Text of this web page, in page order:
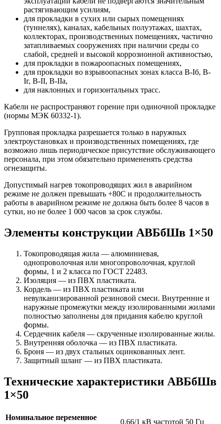
растягивающим усилиям,
для прокладки в сухих или сырых помещениях
(туннелях), каналах, кабельных полуэтажах, шахтах,
коллекторах, производственных помещениях, частично
затапливаемых сооружениях при наличии среды со
слабой, средней и высокой коррозионной активностью,
для прокладки в пожароопасных помещениях,
для прокладки во взрывоопасных зонах класса B-Iб, B-
Iг, В-II, В-IIа,
для наклонных и горизонтальных трасс.
Кабели не распространяют горение при одиночной прокладке
(нормы МЭК 60332-1).
Групповая прокладка разрешается только в наружных
электроустановках и производственных помещениях, где
возможно лишь периодическое присутствие обслуживающего
персонала, при этом обязательно примененять средства
огнезащиты.
Допустимый нагрев токопроводящих жил в аварийном
режиме не должен превышать +80С и продолжительность
работы в аварийном режиме не должна быть более 8 часов в
сутки, но не более 1 000 часов за срок службы.
Элементы конструкции АВБбШв 1×50
Токопроводящая жила — алюминиевая,
однопроволочная или многопроволочная, круглой
формы, 1 и 2 класса по ГОСТ 22483.
Изоляция — из ПВХ пластиката.
Кордель — из ПВХ пластиката или
невулканизированной резиновой смеси. Внутренние и
наружные промежутки между изолированными жилами
полностью заполнены для придания кабелю круглой
формы.
Сердечник кабеля — скрученные изолированные жилы.
Внутренняя оболочка — из ПВХ пластиката.
Броня — из двух стальных оцинкованных лент.
Защитный шланг — из ПВХ пластиката.
Технические характеристики АВБбШв
1×50
Номинальное переменное
0,66/1 кВ частотой 50 Гц